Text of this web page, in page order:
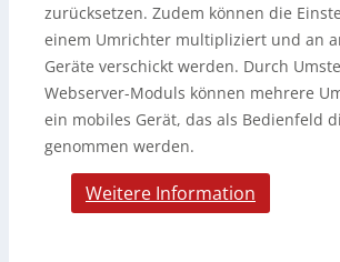
zurücksetzen. Zudem können die
einem Umrichter multipliziert und an
Geräte verschickt werden. Durch
Webserver-Moduls können mehrere
ein mobiles Gerät, das als Bedienfeld
genommen werden.
Weitere Information